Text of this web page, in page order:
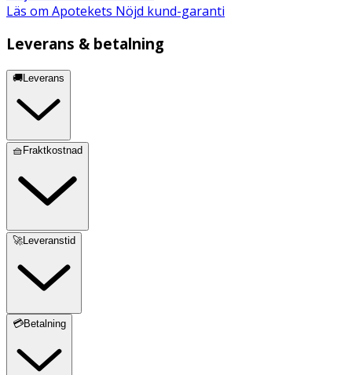
UK 10–16 16–22
EU 34–44 44-54
(höftmått)
Läs om Apotekets Nöjd kund-garanti
Leverans & betalning
🚚Leverans
🧺Fraktkostnad
🚀Leveranstid
💳Betalning